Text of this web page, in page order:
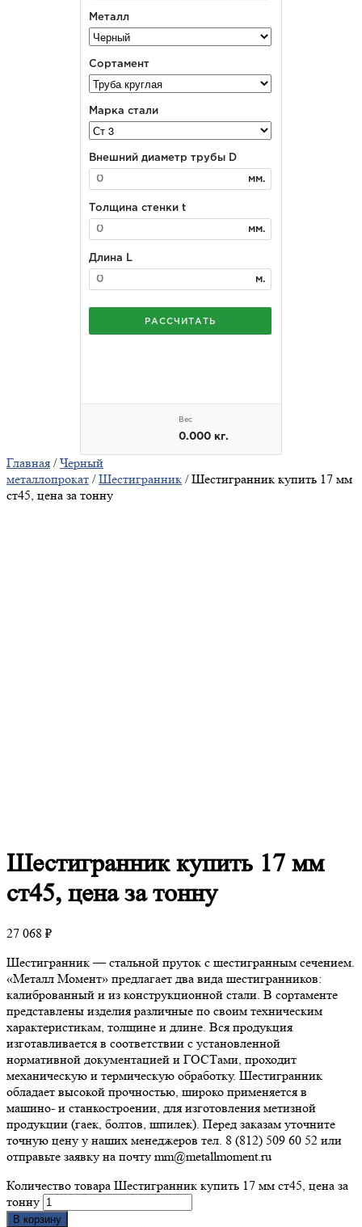
Главная /Черный
металлопрокат /Шестигранник / Шестигранник купить 17 мм
ст45, цена за тонну
Шестигранниккупить 17 мм
ст45, цена за тонну
27 068 ₽
Шестигранник — стальной пруток с шестигранным сечением.
«Металл Момент» предлагает два вида шестигранников:
калиброванный и из конструкционной стали. В сортаменте
представлены изделия различные по своим техническим
характеристикам, толщине и длине. Вся продукция
изготавливается в соответствии с установленной
нормативной документацией и ГОСТами, проходит
механическую и термическую обработку. Шестигранник
обладает высокой прочностью, широко применяется в
машино- и станкостроении, для изготовления метизной
продукции (гаек, болтов, шпилек). Перед заказам уточните
точную цену у наших менеджеров тел. 8 (812) 509 60 52 или
отправьте заявку на почту mm@metallmoment.ru
Количество товара Шестигранник купить 17 мм ст45, цена за
тонну
В корзину